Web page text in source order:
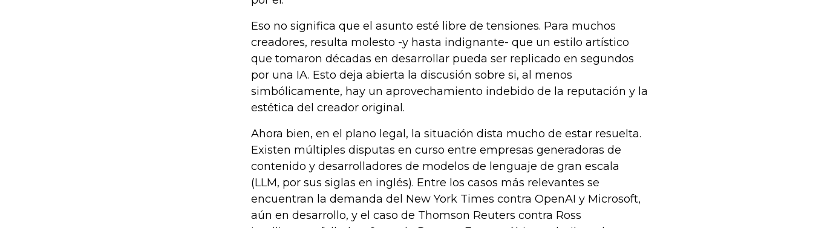
Eso no significa que el asunto esté libre de tensiones. Para muchos
creadores, resulta molesto -y hasta indignante- que un estilo artístico
que tomaron décadas en desarrollar pueda ser replicado en segundos
por una IA. Esto deja abierta la discusión sobre si, al menos
simbólicamente, hay un aprovechamiento indebido de la reputación y la
estética del creador original.
Ahora bien, en el plano legal, la situación dista mucho de estar resuelta.
Existen múltiples disputas en curso entre empresas generadoras de
contenido y desarrolladores de modelos de lenguaje de gran escala
(LLM, por sus siglas en inglés). Entre los casos más relevantes se
encuentran la demanda del New York Times contra OpenAI y Microsoft,
aún en desarrollo, y el caso de Thomson Reuters contra Ross